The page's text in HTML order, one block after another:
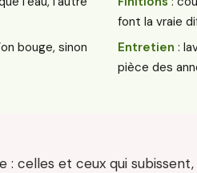
bouge, sinon
font la vraie
Entretien :
pièce des
: celles et ceux qui